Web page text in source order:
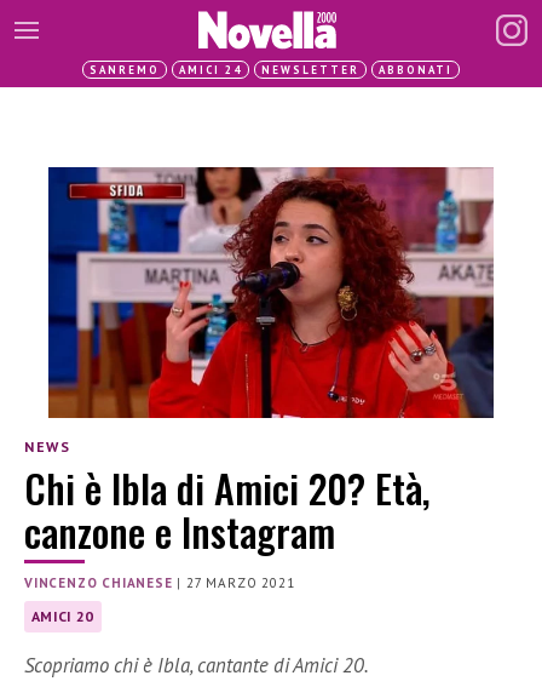
SANREMO AMICI 24 NEWSLETTER ABBONATI
NEWS
Chi è Ibla di Amici 20? Età,
canzone e Instagram
VINCENZO CHIANESE |27 MARZO 2021
AMICI 20
Scopriamo chi è Ibla, cantante di Amici 20.